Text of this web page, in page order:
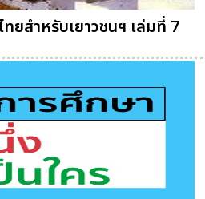
ยสำหรับเยาวชนฯ เล่มที่ 7